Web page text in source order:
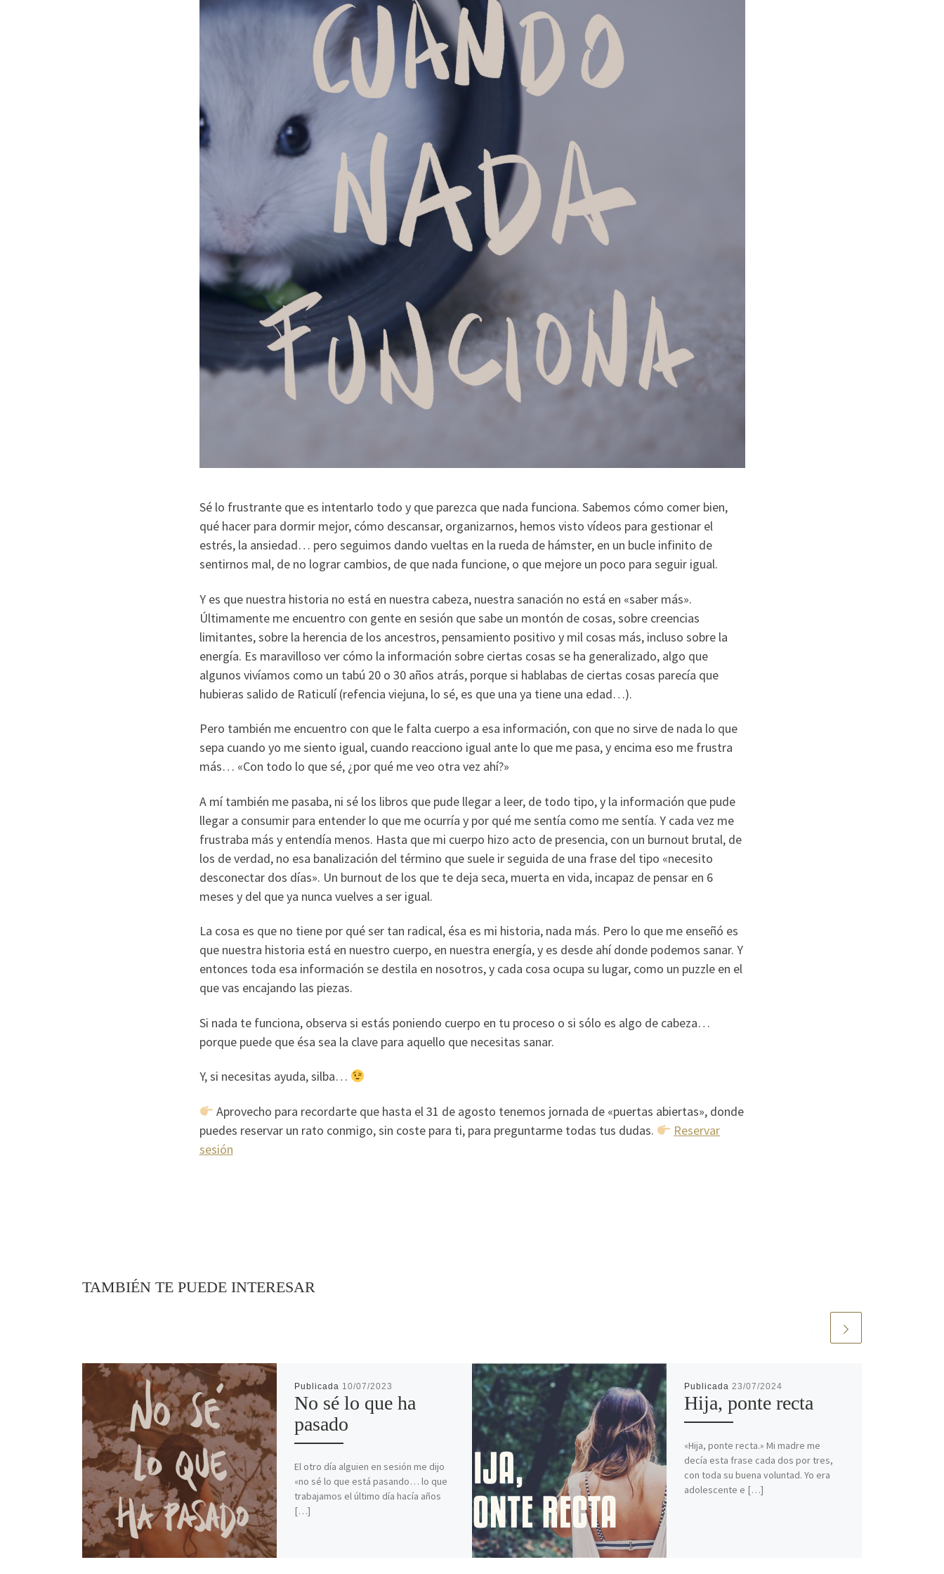
Sé lo frustrante que es intentarlo todo y que parezca que nada funciona. Sabemos cómo comer bien,
qué hacer para dormir mejor, cómo descansar, organizarnos, hemos visto vídeos para gestionar el
estrés, la ansiedad… pero seguimos dando vueltas en la rueda de hámster, en un bucle infinito de
sentirnos mal, de no lograr cambios, de que nada funcione, o que mejore un poco para seguir igual.
Y es que nuestra historia no está en nuestra cabeza, nuestra sanación no está en «saber más».
Últimamente me encuentro con gente en sesión que sabe un montón de cosas, sobre creencias
limitantes, sobre la herencia de los ancestros, pensamiento positivo y mil cosas más, incluso sobre la
energía. Es maravilloso ver cómo la información sobre ciertas cosas se ha generalizado, algo que
algunos vivíamos como un tabú 20 o 30 años atrás, porque si hablabas de ciertas cosas parecía que
hubieras salido de Raticulí (refencia viejuna, lo sé, es que una ya tiene una edad…).
Pero también me encuentro con que le falta cuerpo a esa información, con que no sirve de nada lo que
sepa cuando yo me siento igual, cuando reacciono igual ante lo que me pasa, y encima eso me frustra
más… «Con todo lo que sé, ¿por qué me veo otra vez ahí?»
A mí también me pasaba, ni sé los libros que pude llegar a leer, de todo tipo, y la información que pude
llegar a consumir para entender lo que me ocurría y por qué me sentía como me sentía. Y cada vez me
frustraba más y entendía menos. Hasta que mi cuerpo hizo acto de presencia, con un burnout brutal, de
los de verdad, no esa banalización del término que suele ir seguida de una frase del tipo «necesito
desconectar dos días». Un burnout de los que te deja seca, muerta en vida, incapaz de pensar en 6
meses y del que ya nunca vuelves a ser igual.
La cosa es que no tiene por qué ser tan radical, ésa es mi historia, nada más. Pero lo que me enseñó es
que nuestra historia está en nuestro cuerpo, en nuestra energía, y es desde ahí donde podemos sanar. Y
entonces toda esa información se destila en nosotros, y cada cosa ocupa su lugar, como un puzzle en el
que vas encajando las piezas.
Si nada te funciona, observa si estás poniendo cuerpo en tu proceso o si sólo es algo de cabeza…
porque puede que ésa sea la clave para aquello que necesitas sanar.
Y, si necesitas ayuda, silba…
Aprovecho para recordarte que hasta el 31 de agosto tenemos jornada de «puertas abiertas», donde
puedes reservar un rato conmigo, sin coste para ti, para preguntarme todas tus dudas.
Reservar
sesión
TAMBIÉN TE PUEDE INTERESAR
Publicada 10/07/2023
No sé lo que ha
pasado
El otro día alguien en sesión me dijo
«no sé lo que está pasando… lo que
trabajamos el último día hacía años
[…]
Publicada 23/07/2024
Hija, ponte recta
«Hija, ponte recta.» Mi madre me
decía esta frase cada dos por tres,
con toda su buena voluntad. Yo era
adolescente e […]